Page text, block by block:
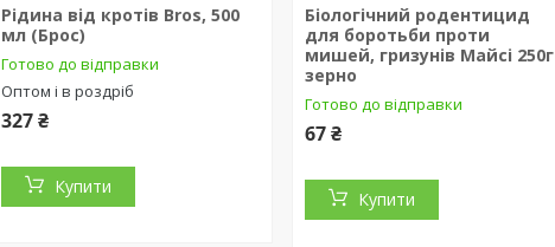
Рідина від кротів Bros, 500
мл (Брос)
Готово до відправки
Оптом і в роздріб
327 ₴
Купити
Біологічний родентицид
для боротьби проти
мишей, гризунів Майсі 250г
зерно
Готово до відправки
67 ₴
Купити